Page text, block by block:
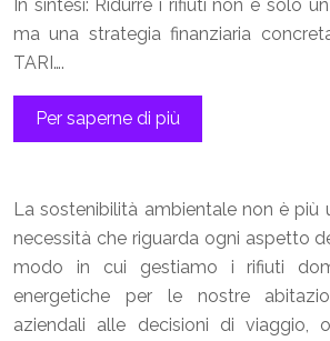
In sintesi: Ridurre i rifiuti non è solo
ma una strategia finanziaria
TARI….
Per saperne di più
La sostenibilità ambientale non è più
necessità che riguarda ogni aspetto
modo in cui gestiamo i rifiuti
energetiche per le nostre
aziendali alle decisioni di viaggio,